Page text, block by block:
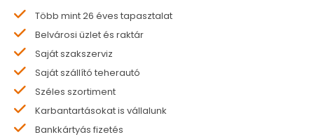
Több mint 26 éves tapasztalat
Belvárosi üzlet és raktár
Saját szakszerviz
Saját szállító teherautó
Széles szortiment
Karbantartásokat is vállalunk
Bankkártyás fizetés